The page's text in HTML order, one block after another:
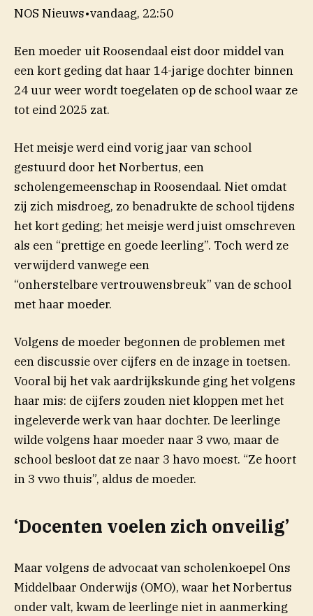
NOS Nieuws•vandaag, 22:50
Een moeder uit Roosendaal eist door middel van
een kort geding dat haar 14-jarige dochter binnen
24 uur weer wordt toegelaten op de school waar ze
tot eind 2025 zat.
Het meisje werd eind vorig jaar van school
gestuurd door het Norbertus, een
scholengemeenschap in Roosendaal. Niet omdat
zij zich misdroeg, zo benadrukte de school tijdens
het kort geding; het meisje werd juist omschreven
als een “prettige en goede leerling”. Toch werd ze
verwijderd vanwege een
“onherstelbare vertrouwensbreuk” van de school
met haar moeder.
Volgens de moeder begonnen de problemen met
een discussie over cijfers en de inzage in toetsen.
Vooral bij het vak aardrijkskunde ging het volgens
haar mis: de cijfers zouden niet kloppen met het
ingeleverde werk van haar dochter. De leerlinge
wilde volgens haar moeder naar 3 vwo, maar de
school besloot dat ze naar 3 havo moest. “Ze hoort
in 3 vwo thuis”, aldus de moeder.
‘Docenten voelen zich onveilig’
Maar volgens de advocaat van scholenkoepel Ons
Middelbaar Onderwijs (OMO), waar het Norbertus
onder valt, kwam de leerlinge niet in aanmerking